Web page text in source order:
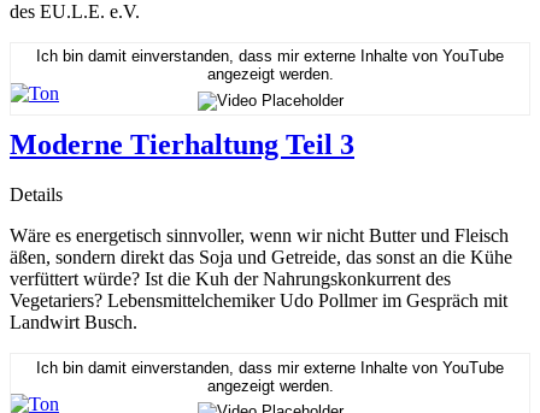
des EU.L.E. e.V.
Ich bin damit einverstanden, dass mir externe Inhalte von YouTube
angezeigt werden.
Moderne Tierhaltung Teil 3
Details
Wäre es energetisch sinnvoller, wenn wir nicht Butter und Fleisch
äßen, sondern direkt das Soja und Getreide, das sonst an die Kühe
verfüttert würde? Ist die Kuh der Nahrungskonkurrent des
Vegetariers? Lebensmittelchemiker Udo Pollmer im Gespräch mit
Landwirt Busch.
Ich bin damit einverstanden, dass mir externe Inhalte von YouTube
angezeigt werden.